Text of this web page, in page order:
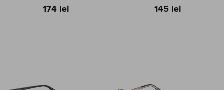
174 lei 145 lei